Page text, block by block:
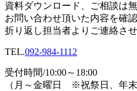
資料ダウンロード、
ご相談は
お問い合わせ頂いた内容を確認
折り返し担当者よりご連絡さ
TEL.092-984-1112
受付時間/10:00～18:00
（月～金曜日 ※祝祭日、年末